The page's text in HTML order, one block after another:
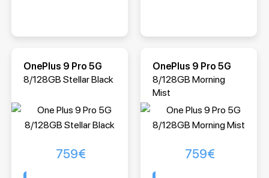
OnePlus 9 Pro 5G
8/128GB Stellar Black
759€
OnePlus 9 Pro 5G
8/128GB Morning
Mist
759€